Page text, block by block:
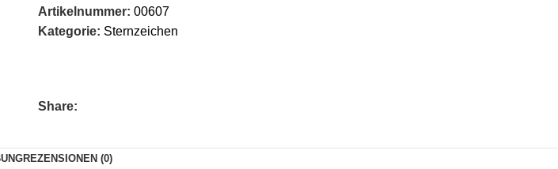
Artikelnummer: 00607
Kategorie: Sternzeichen
Share:
REZENSIONEN (0)